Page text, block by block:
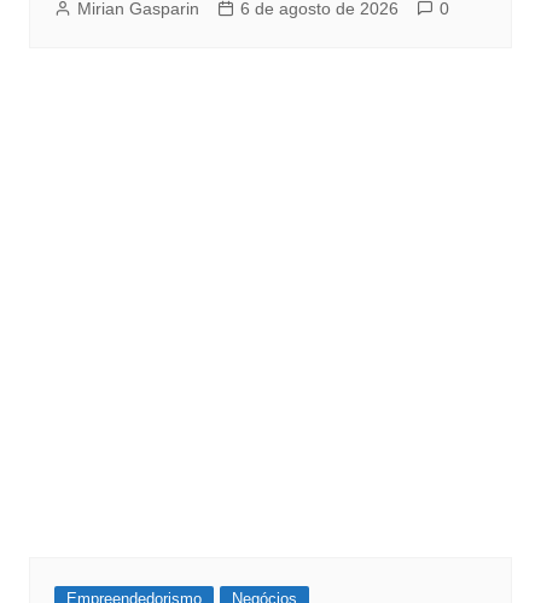
Mirian Gasparin 6 de agosto de 2026 0
Empreendedorismo Negócios